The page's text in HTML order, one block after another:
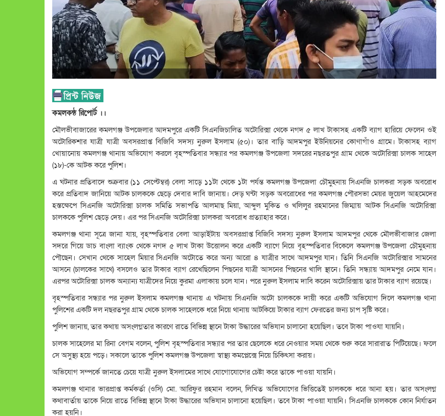
কমলকন্ঠ রিপোর্ট ।।
মৌলভীবাজারের কমলগঞ্জ উপজেলার আদমপুরে একটি সিএনজিচালিত অটোরিক্সা থেকে নগদ ৫ লাখ টাকাসহ একটি ব্যাগ হারিয়ে ফেলেন ওই
অটোরিকশার যাত্রী যাত্রী অবসরপ্রাপ্ত বিজিবি সদস্য নুরুল ইসলাম (৫০)। তার বাড়ি আদমপুর ইউনিয়নের কোণাগাঁও গ্রামে। টাকাসহ ব্যাগ
খোয়ানোয় কমলগঞ্জ থানায় অভিযোগ করলে বৃহস্পতিবার সন্ধ্যার পর কমলগঞ্জ উপজেলা সদরের নছরতপুর গ্রাম থেকে অটোরিক্সা চালক সাহেল
(১৮)-কে আটক করে পুলিশ।
এ ঘটনার প্রতিবাদে শুক্রবার (১১ সেপ্টেম্বর) বেলা সাড়ে ১১টা থেকে ১টা পর্যন্ত কমলগঞ্জ উপজেলা চৌমুহনায় সিএনজি চালকরা সড়ক অবরোধ
করে প্রতিবাদ জানিয়ে আটক চালককে ছেড়ে দেবার দাবি জানায়। দেড় ঘন্টা সড়ক অবরোধের পর কমলগঞ্জ পৌরসভা মেয়র জুয়েল আহমেদের
হস্তক্ষেপে সিএনজি অটোরিক্সা চালক সমিতি সভাপতি আলমাছ মিয়া, আব্দুল মুকিত ও খলিলুর রহমানের জিম্মায় আটক সিএনজি অটোরিক্সা
চালককে পুলিশ ছেড়ে দেয়। এর পর সিএনজি অটোরিক্সা চালকরা অবরোধ প্রত্যাহার করে।
কমলগঞ্জ থানা সূত্রে জানা যায়, বৃহস্পতিবার বেলা আড়াইটায় অবসরপ্রাপ্ত বিজিবি সদস্য নুরুল ইসলাম আদমপুর থেকে মৌলভীবাজার জেলা
সদরে গিয়ে ডাচ বাংলা ব্যাংক থেকে নগদ ৫ লাখ টাকা উত্তোলন করে একটি ব্যাগে নিয়ে বৃহস্পতিবার বিকেলে কমলগঞ্জ উপজেলা চৌমুহনায়
পৌছেন। সেখান থেকে সাহেল মিয়ার সিএনজি অটোতে করে অন্য আরো ৪ যাত্রীর সাথে আদমপুর যান। তিনি সিএনজি অটোরিক্সার সামনের
আসনে (চালকের সাথে) বসলেও তার টাকার ব্যাগ রেখেছিলেন পিছনের যাত্রী আসনের পিছনের খালি স্থানে। তিনি সন্ধ্যায় আদমপুর নেমে যান।
এরপর অটোরিক্সা চালক অন্যান্য যাত্রীদের নিয়ে কুরমা এলাকায় চলে যান। পরে নুরুল ইসলাম দাবি করেন অটোরিক্সায় তার টাকার ব্যাগ রয়েছে।
বৃহস্পতিবার সন্ধ্যার পর নুরুল ইসলাম কমলগঞ্জ থানায় এ ঘটনায় সিএনজি অটো চালককে দায়ী করে একটি অভিযোগ দিলে কমলগঞ্জ থানা
পুলিশের একটি দল নছরতপুর গ্রাম থেকে চালক সাহেলকে ধরে নিয়ে থানায় আটকিয়ে টাকার ব্যাগ ফেরতের জন্য চাপ সৃষ্টি করে।
পুলিশ জানায়, তার কথায় অসংলগ্নতার কারণে রাতে বিভিন্ন স্থানে টাকা উদ্ধারের অভিযান চালানো হয়েছিল। তবে টাকা পাওযা যায়নি।
চালক সাহেলের মা রিনা বেগম বলেন, পুলিশ বৃহস্পতিবার সন্ধ্যার পর তার ছেলেকে ধরে নেওয়ার সময় থেকে শুরু করে সারারাত পিটিয়েছে। ফলে
সে অসুস্থ্য হয়ে পড়ে। সকালে তাকে পুলিশ কমলগঞ্জ উপজেলা স্বাস্থ্য কমপ্লেক্সে নিয়ে চিকিৎসা করায়।
অভিযোগ সম্পর্কে জানতে চেয়ে যাত্রী নুরুল ইসলামের সাথে যোগোযোগের চেষ্টা করে তাকে পাওয়া যায়নি।
কমলগঞ্জ থানার ভারপ্রাপ্ত কর্মকর্তা (ওসি) মো. আরিফুর রহমান বলেন, লিখিত অভিযোগের ভিত্তিতেই চালককে ধরে আনা হয়। তার অসংলগ্ন
কথাবার্তায় তাকে নিয়ে রাতে বিভিন্ন স্থানে টাকা উদ্ধারের অভিযান চালানো হয়েছিল। তবে টাকা পাওয়া যায়নি। সিএনজি চালককে কোন নির্যাতন
করা হয়নি।